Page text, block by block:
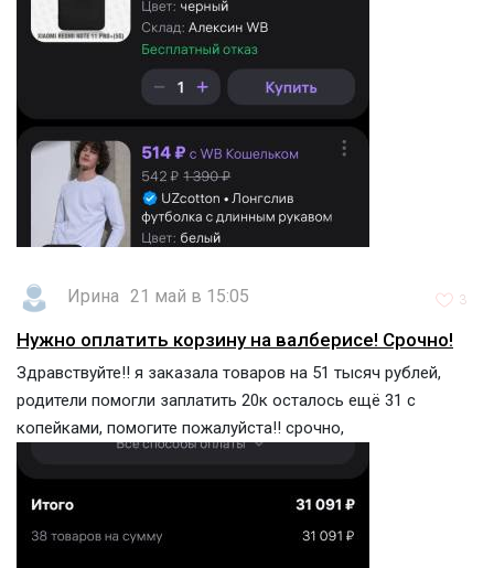
Ирина 21 май в 15:05 3
Нужно оплатить корзину на валберисе! Срочно!
Здравствуйте!! я заказала товаров на 51 тысяч рублей,
родители помогли заплатить 20к осталось ещё 31 с
копейками, помогите пожалуйста!! срочно,